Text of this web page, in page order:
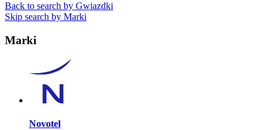
Back to search by Gwiazdki
Skip search by Marki
Marki
Novotel